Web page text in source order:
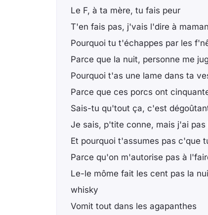
Le F, à ta mère, tu fais peur
T'en fais pas, j'vais l'dire à maman
Pourquoi tu t'échappes par les
Parce que la nuit, personne me
Pourquoi t'as une lame dans ta
Parce que ces porcs ont
Sais-tu qu'tout ça, c'est
Je sais, p'tite conne, mais j'ai
Et pourquoi t'assumes pas c'que
Parce qu'on m'autorise pas à
Le-le môme fait les cent pas la
whisky
Vomit tout dans les agapanthes